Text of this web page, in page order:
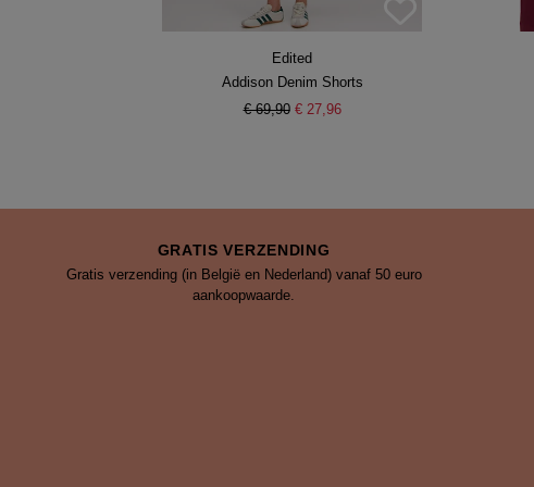
Edited
Addison Denim Shorts
€ 69,90 € 27,96
GRATIS VERZENDING
Gratis verzending (in België en Nederland) vanaf 50 euro
aankoopwaarde.